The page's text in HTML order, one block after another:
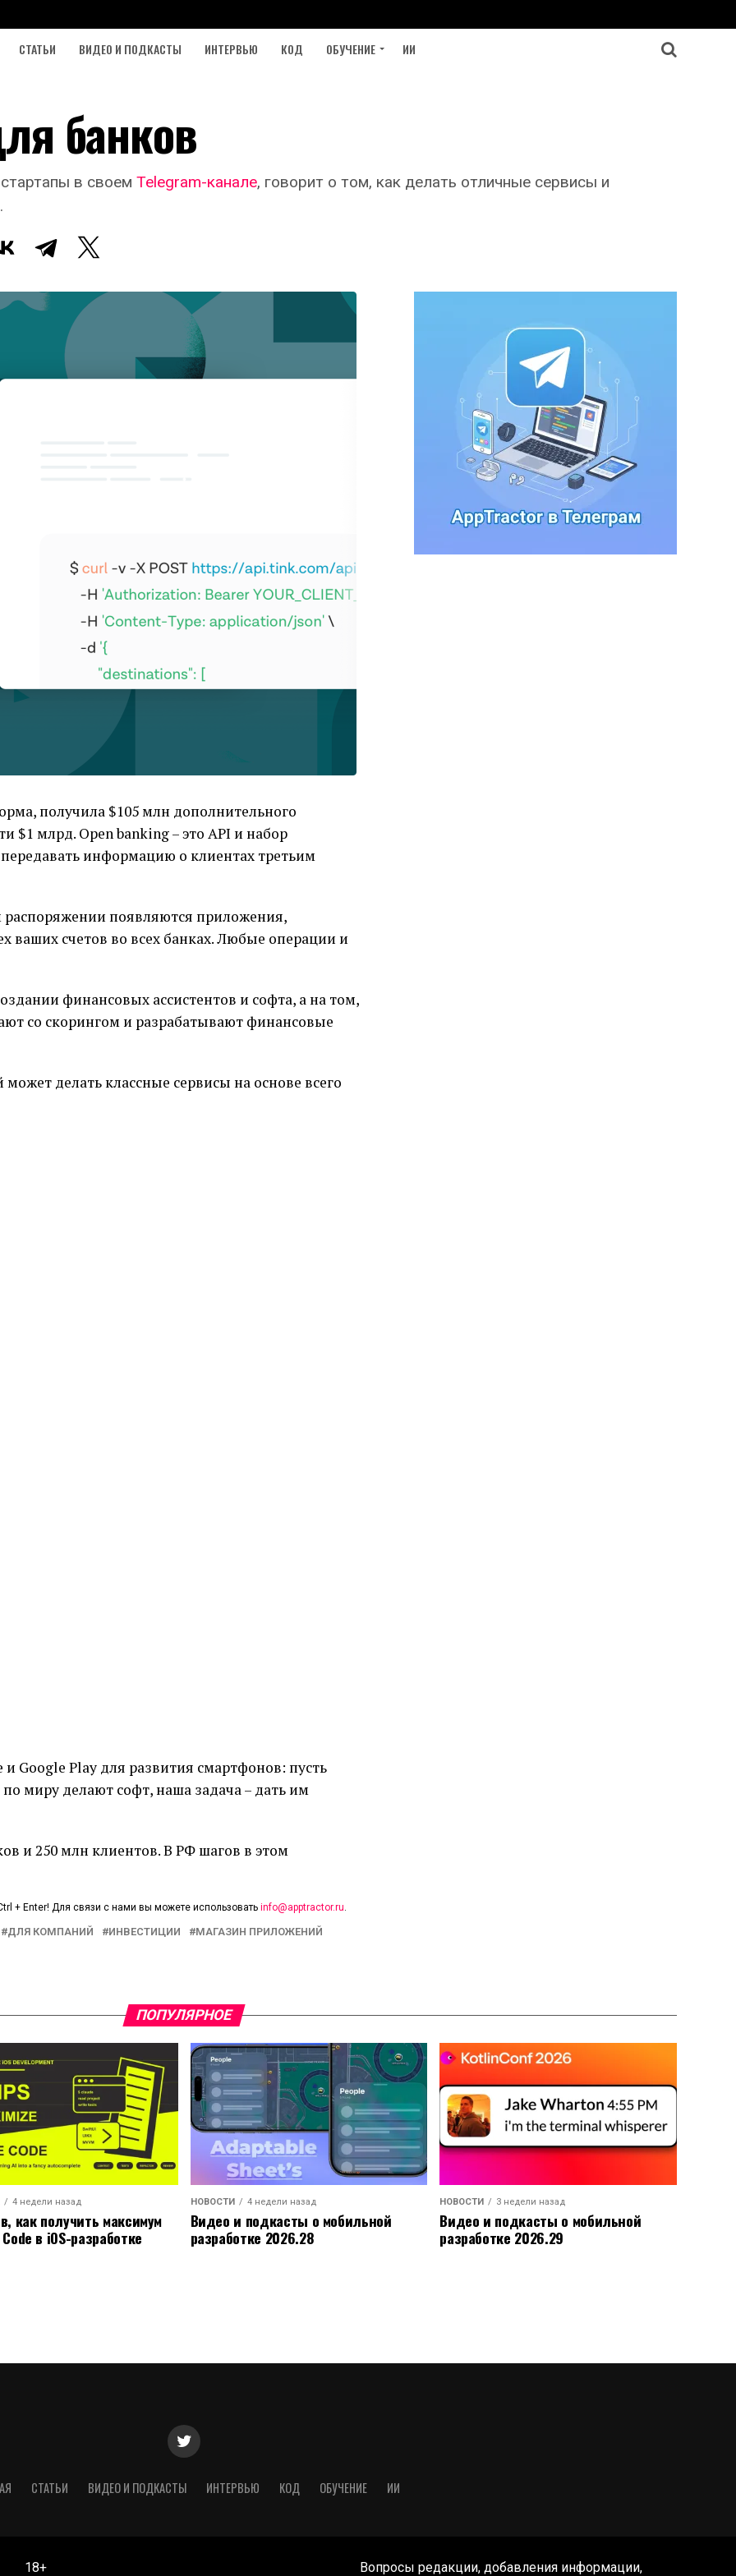
СТАТЬИ ВИДЕО И ПОДКАСТЫ ИНТЕРВЬЮ КОД ОБУЧЕНИЕ ИИ
банков
в своем Telegram-канале, говорит о том, как делать отличные сервисы и
получила $105 млн дополнительного
$1 млрд. Open banking – это API и набор
передавать информацию о клиентах третьим
распоряжении появляются приложения,
счетов во всех банках. Любые операции и
финансовых ассистентов и софта, а на том,
со скорингом и разрабатывают финансовые
делать классные сервисы на основе всего
Google Play для развития смартфонов: пусть
миру делают софт, наша задача – дать им
и 250 млн клиентов. В РФ шагов в этом
+ Enter! Для связи с нами вы можете использовать info@apptractor.ru.
ДЛЯ КОМПАНИЙ ИНВЕСТИЦИИ
МАГАЗИН ПРИЛОЖЕНИЙ
ПОПУЛЯРНОЕ
4 недели назад
как получить максимум
в iOS-разработке
НОВОСТИ 4 недели назад
Видео и подкасты о мобильной
разработке 2026.28
НОВОСТИ 3 недели назад
Видео и подкасты о мобильной
разработке 2026.29
СТАТЬИ ВИДЕО И ПОДКАСТЫ ИНТЕРВЬЮ КОД ОБУЧЕНИЕ ИИ
18+
Вопросы редакции, добавления информации,